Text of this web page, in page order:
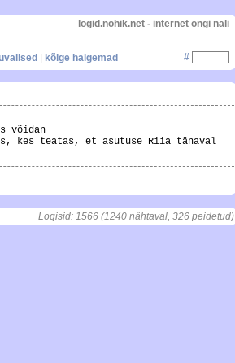
kõige haigemad
logid.nohik.net - internet ongi nali
#
võidan
kes teatas, et asutuse Riia tänaval
Logisid: 1566 (1240 nähtaval, 326 peidetud)